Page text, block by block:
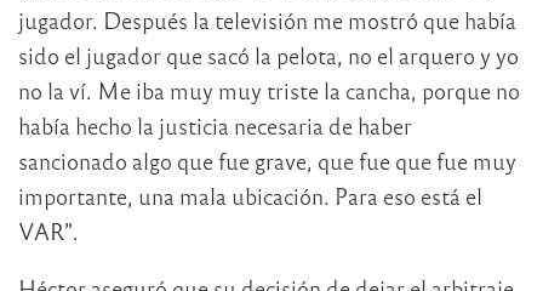
jugador. Después la televisión me mostró que había
sido el jugador que sacó la pelota, no el arquero y yo
no la ví. Me iba muy muy triste la cancha, porque no
había hecho la justicia necesaria de haber
sancionado algo que fue grave, que fue que fue muy
importante, una mala ubicación. Para eso está el
VAR”.